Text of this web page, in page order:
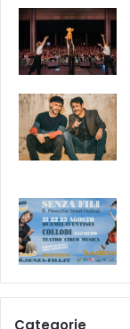
e
e
u
e
v
n
o
u
Categorie